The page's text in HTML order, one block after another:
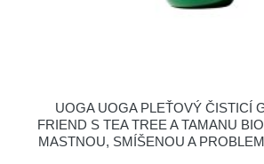
UOGA UOGA PLEŤOVÝ ČISTICÍ
FRIEND S TEA TREE A TAMANU
MASTNOU, SMÍŠENOU A